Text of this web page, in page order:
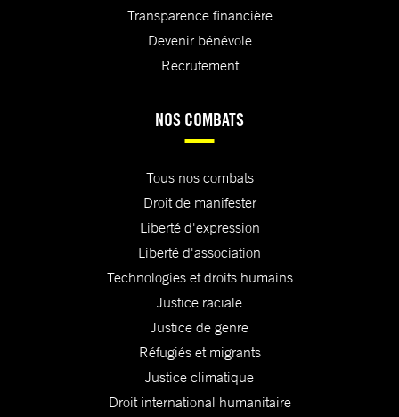
Transparence financière
Devenir bénévole
Recrutement
NOS COMBATS
Tous nos combats
Droit de manifester
Liberté d'expression
Liberté d'association
Technologies et droits humains
Justice raciale
Justice de genre
Réfugiés et migrants
Justice climatique
Droit international humanitaire